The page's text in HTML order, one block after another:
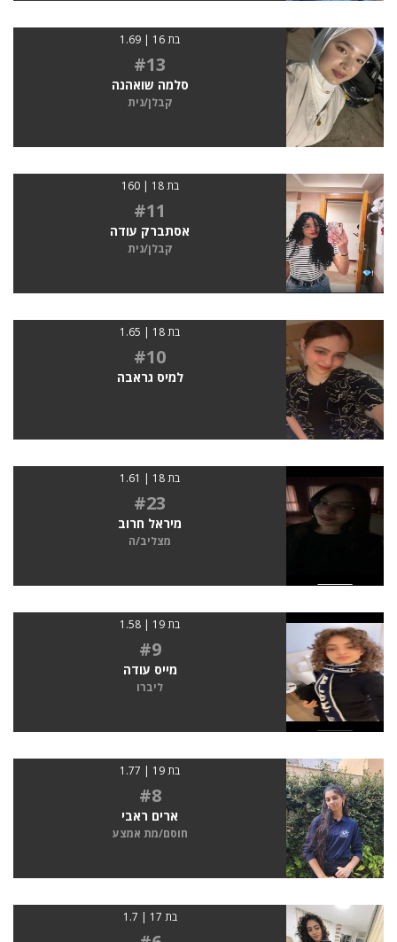
בת 16 | 1.69
#13
סלמה שואהנה
קבלן/נית
בת 18 | 160
#11
אסתברק עודה
קבלן/נית
בת 18 | 1.65
#10
למיס גראבה
בת 18 | 1.61
#23
מיראל חרוב
מצליב/ה
בת 19 | 1.58
#9
מייס עודה
ליברו
בת 19 | 1.77
#8
ארים ראבי
חוסם/מת אמצע
בת 17 | 1.7